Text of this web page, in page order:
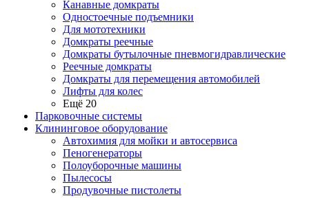
Канавные домкраты
Одностоечные подъемники
Для мототехники
Домкраты реечные
Домкраты бутылочные пневмогидравлические
Реечные домкраты
Домкраты для перемещения автомобилей
Лифты для колес
Ещё 20
Парковочные системы
Клининговое оборудование
Автохимия для мойки и автосервиса
Пеногенераторы
Полоуборочные машины
Пылесосы
Продувочные пистолеты